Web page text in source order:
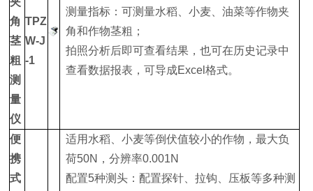
角
茎
粗
测
量
仪
TPZ
W-J
-1
测量指标：可测量水稻、小麦、油菜等作物夹
角和作物茎粗；
拍照分析后即可查看结果，也可在历史记录中
查看数据报表，可导成Excel格式。
便
携
式
适用水稻、小麦等倒伏值较小的作物，最大负
荷50N，分辨率0.001N
配置5种测头：配置探针、拉钩、压板等多种测